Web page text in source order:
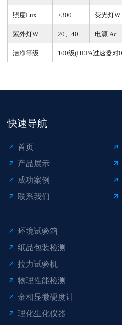
照度Lux ≥300 荧光灯W
紫外灯W 20、40 电源 Ac
洁净等级 100级(HEPA过速器
快速导航
首页
产品展示
成功案例
联系我们
环境试验箱
纸品包装检测
拉力试验机
物理性能检测
金相显微硬度计
理化生化仪器